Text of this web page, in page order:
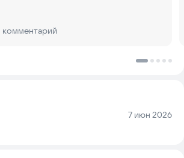
комментарий
Дата:
7 июн 2026